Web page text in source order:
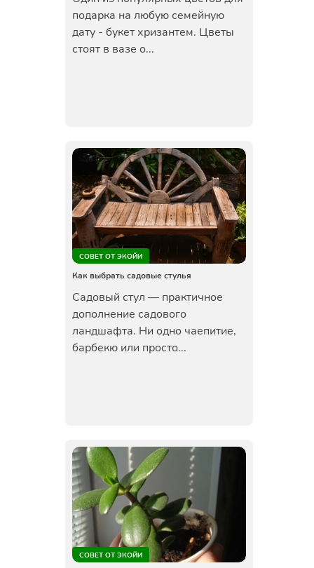
подарка на любую семейную
дату - букет хризантем. Цветы
стоят в вазе о...
СОВЕТ ОТ ЭКОЙИ
Как выбрать садовые стулья
Садовый стул — практичное
дополнение садового
ландшафта. Ни одно чаепитие,
барбекю или просто...
СОВЕТ ОТ ЭКОЙИ